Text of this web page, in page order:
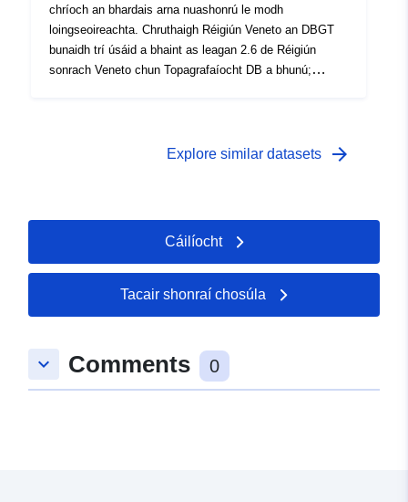
chríoch an bhardais arna nuashonrú le modh
loingseoireachta. Chruthaigh Réigiún Veneto an DBGT
bunaidh trí úsáid a bhaint as leagan 2.6 de Réigiún
sonrach Veneto chun Topagrafaíocht DB a bhunú;
Explore similar datasets arrow_forward
Cáilíocht
Tacair shonraí chosúla
keyboard_arrow_down Comments 0